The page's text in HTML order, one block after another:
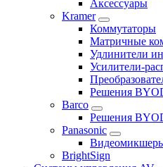
Аксессуары
Kramer
Коммутаторы
Матричные
Удлинители
Усилители-
Решения
Barco
Решения
Panasonic
BrightSign